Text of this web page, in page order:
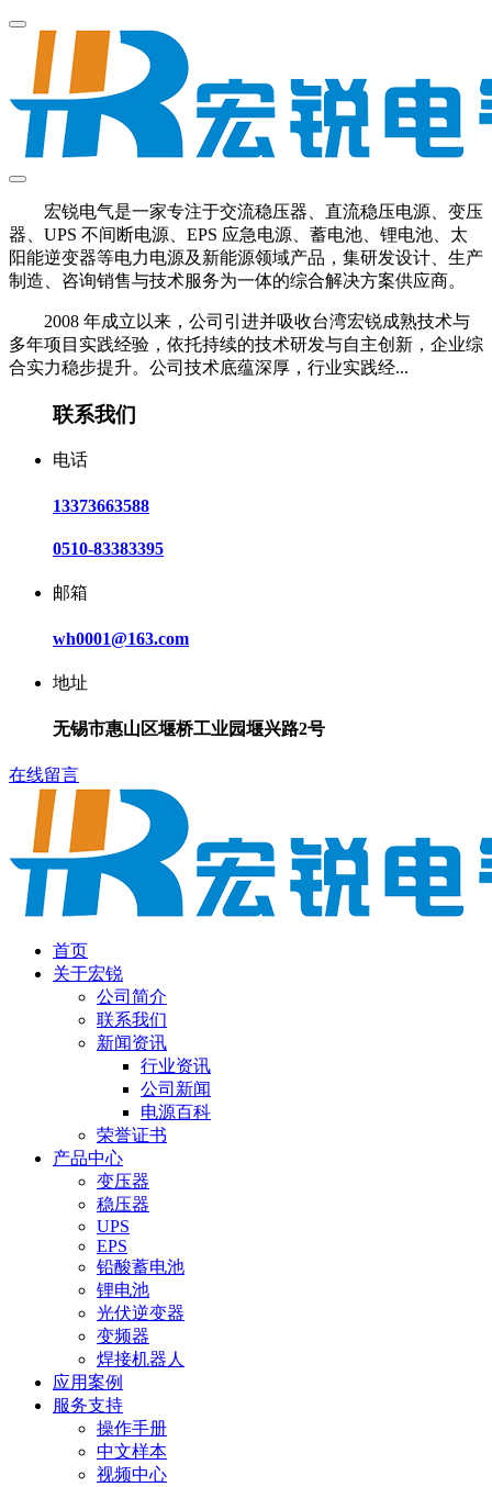
宏锐电气是一家专注于交流稳压器、直流稳压电源、变压
器、UPS 不间断电源、EPS 应急电源、蓄电池、锂电池、太
阳能逆变器等电力电源及新能源领域产品，集研发设计、生产
制造、咨询销售与技术服务为一体的综合解决方案供应商。
2008 年成立以来，公司引进并吸收台湾宏锐成熟技术与
多年项目实践经验，依托持续的技术研发与自主创新，企业综
合实力稳步提升。公司技术底蕴深厚，行业实践经...
联系我们
电话
13373663588
0510-83383395
邮箱
wh0001@163.com
地址
无锡市惠山区堰桥工业园堰兴路2号
在线留言
首页
关于宏锐
公司简介
联系我们
新闻资讯
行业资讯
公司新闻
电源百科
荣誉证书
产品中心
变压器
稳压器
UPS
EPS
铅酸蓄电池
锂电池
光伏逆变器
变频器
焊接机器人
应用案例
服务支持
操作手册
中文样本
视频中心